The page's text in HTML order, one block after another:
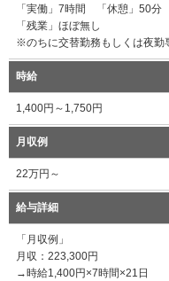
「実働」7時間 「休憩」50分
「残業」ほぼ無し
※のちに交替勤務もしくは夜勤
時給
1,400円～1,750円
月収例
22万円～
給与詳細
「月収例」
月収：223,300円
→時給1,400円×7時間×21日